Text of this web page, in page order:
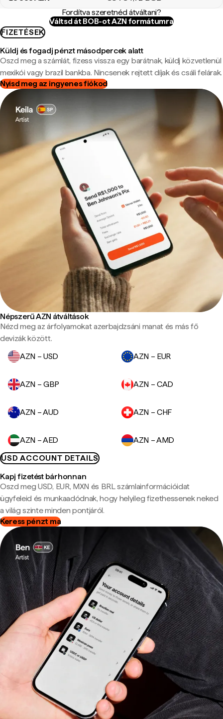
Fordítva szeretnéd átváltani?
Váltsd át BOB-ot AZN formátumra
FIZETÉSEK
Küldj és fogadj pénzt másodpercek alatt
Oszd meg a számlát, fizess vissza egy barátnak, küldj közvetlenül
mexikói vagy brazil bankba. Nincsenek rejtett díjak és csáli felárak.
Nyisd meg az ingyenes fiókod
Népszerű AZN átváltások
Nézd meg az árfolyamokat azerbajdzsáni manat és más fő
devizák között.
AZN – USD
AZN – EUR
AZN – GBP AZN – CAD
AZN – AUD AZN – CHF
AZN – AED
AZN – AMD
USD ACCOUNT DETAILS
Kapj fizetést bárhonnan
Oszd meg USD, EUR, MXN és BRL számlainformációidat
ügyfeleid és munkaadódnak, hogy helyileg fizethessenek neked
a világ szinte minden pontjáról.
Keress pénzt ma